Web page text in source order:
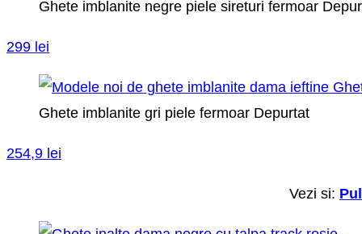
Ghete imblanite negre piele sireturi fermoar
299 lei
Ghete imblanite gri piele fermoar Depurtat
254,9 lei
Vezi si: